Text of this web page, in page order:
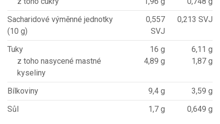
Sacharidové výměnné jednotky
(10 g)
0,557
SVJ
0,213 SVJ
Tuky
z toho nasycené mastné
kyseliny
16 g
4,89 g
6,11 g
1,87 g
Bílkoviny 9,4 g
3,59 g
Sůl
1,7 g 0,649 g